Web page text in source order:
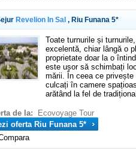
Revelion In Sal , Riu Funana 5*
Toate turnurile și
excelentă, chiar lângă o
proprietate doar la o
este ușor să schimbați
mării. În ceea ce
culcați în camere
arătând la fel de
de la:
Ecovoyage Tour
oferta Riu Funana 5*